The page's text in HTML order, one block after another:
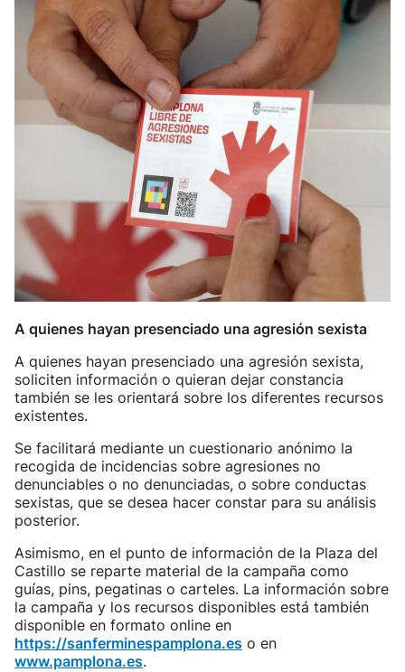
A quienes hayan presenciado una agresión sexista
A quienes hayan presenciado una agresión sexista,
soliciten información o quieran dejar constancia
también se les orientará sobre los diferentes recursos
existentes.
Se facilitará mediante un cuestionario anónimo la
recogida de incidencias sobre agresiones no
denunciables o no denunciadas, o sobre conductas
sexistas, que se desea hacer constar para su análisis
posterior.
Asimismo, en el punto de información de la Plaza del
Castillo se reparte material de la campaña como
guías, pins, pegatinas o carteles. La información sobre
la campaña y los recursos disponibles está también
disponible en formato online en
https://sanferminespamplona.es o en
www.pamplona.es.